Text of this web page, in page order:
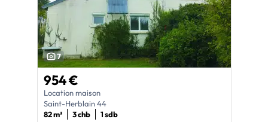
7
954 €
Location maison
Saint-Herblain 44
82 m²
3 chb 1 sdb